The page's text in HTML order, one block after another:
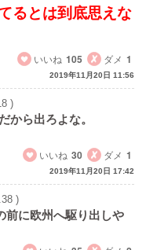
るとは到底思えな
いいね 105 ダメ 1
2019年11月20日 11:56
)
から出ろよな。
いいね 30 ダメ 1
2019年11月20日 17:42
)
前に欧州へ駆り出しや